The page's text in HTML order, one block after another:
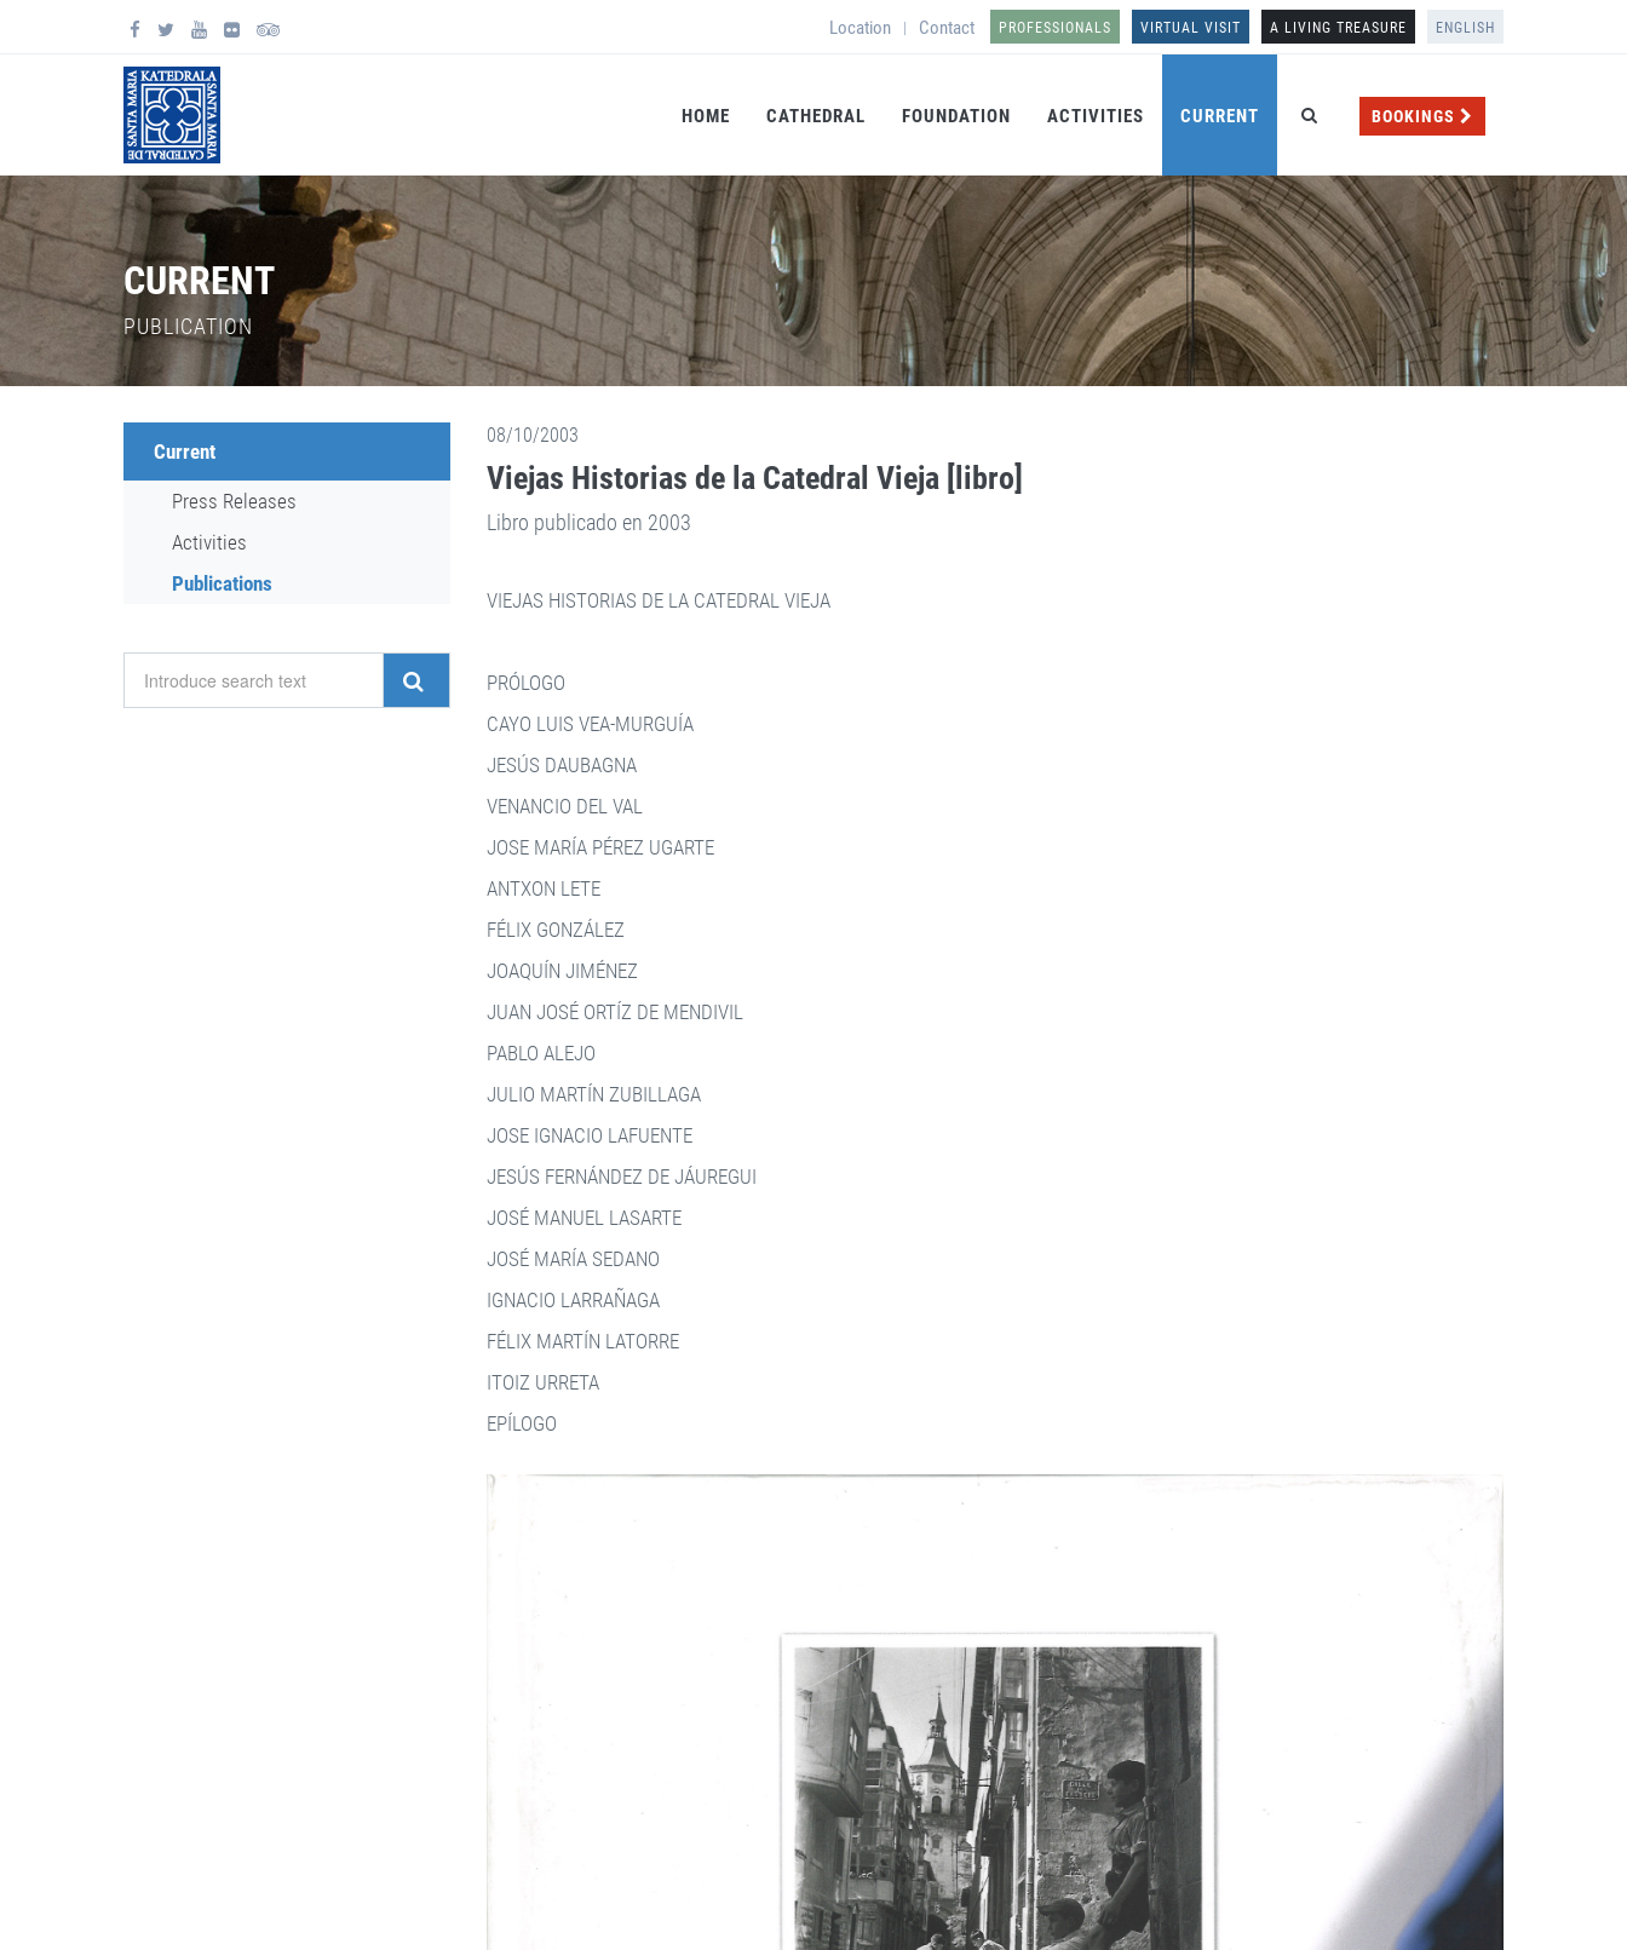
Location | Contact PROFESSIONALS VIRTUAL VISIT A LIVING TREASURE ENGLISH
HOME CATHEDRAL FOUNDATION ACTIVITIES CURRENT BOOKINGS
CURRENT
PUBLICATION
Current
Press Releases
Activities
Publications
08/10/2003
Viejas Historias de la Catedral Vieja [libro]
Libro publicado en 2003
VIEJAS HISTORIAS DE LA CATEDRAL VIEJA
PRÓLOGO
CAYO LUIS VEA-MURGUÍA
JESÚS DAUBAGNA
VENANCIO DEL VAL
JOSE MARÍA PÉREZ UGARTE
ANTXON LETE
FÉLIX GONZÁLEZ
JOAQUÍN JIMÉNEZ
JUAN JOSÉ ORTÍZ DE MENDIVIL
PABLO ALEJO
JULIO MARTÍN ZUBILLAGA
JOSE IGNACIO LAFUENTE
JESÚS FERNÁNDEZ DE JÁUREGUI
JOSÉ MANUEL LASARTE
JOSÉ MARÍA SEDANO
IGNACIO LARRAÑAGA
FÉLIX MARTÍN LATORRE
ITOIZ URRETA
EPÍLOGO